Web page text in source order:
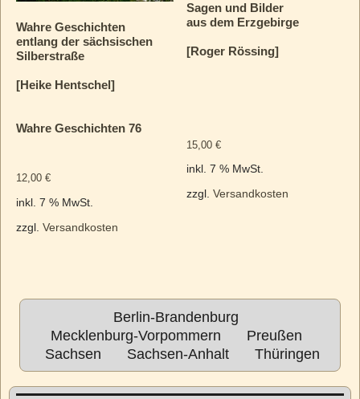
Wahre Geschichten
entlang der sächsischen
Silberstraße
[Heike Hentschel]
Wahre Geschichten 76
12,00 €
inkl. 7 % MwSt.
zzgl. Versandkosten
Sagen und Bilder
aus dem Erzgebirge
[Roger Rössing]
15,00€
inkl. 7 % MwSt.
zzgl.Versandkosten
Berlin-Brandenburg
Mecklenburg-Vorpommern
Preußen
Sachsen
Sachsen-Anhalt Thüringen